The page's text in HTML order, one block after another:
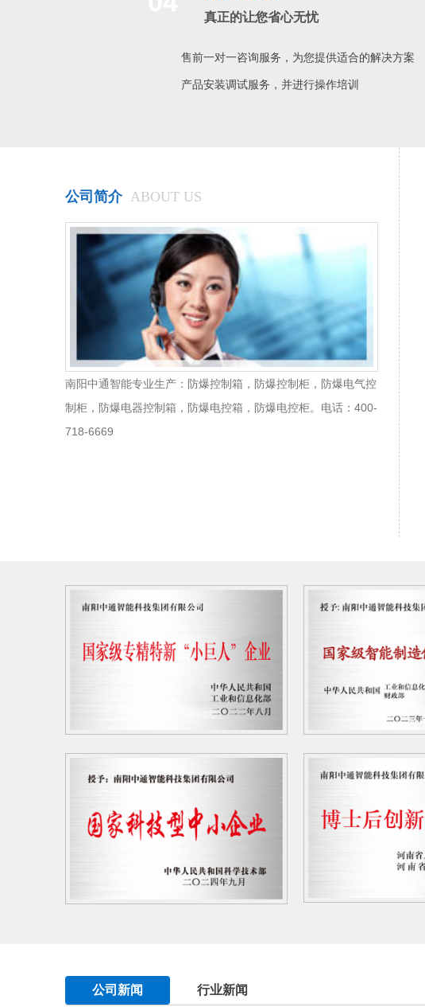
真正的让您省心无忧
售前一对一咨询服务，为您提供适合的解决方案
产品安装调试服务，并进行操作培训
公司简介 ABOUT US
南阳中通智能专业生产：防爆控制箱，防爆控制柜，防爆电气控
制柜，防爆电器控制箱，防爆电控箱，防爆电控柜。电话：400-
718-6669
公司新闻 行业新闻